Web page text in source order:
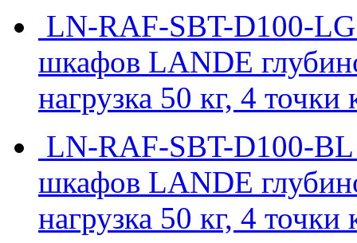
LN-RAF-SBT-D100-
шкафов LANDE
нагрузка 50 кг, 4 точки
LN-RAF-SBT-D100-BL
шкафов LANDE
нагрузка 50 кг, 4